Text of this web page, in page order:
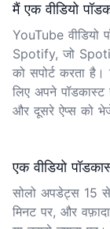
मैं एक वीडियो
YouTube
Spotify, जो
को सपोर्ट करता है।
लिए अपने
और दूसरे ऐप्स को
एक वीडियो
सोलो अपडेट्स 15
मिनट पर, और